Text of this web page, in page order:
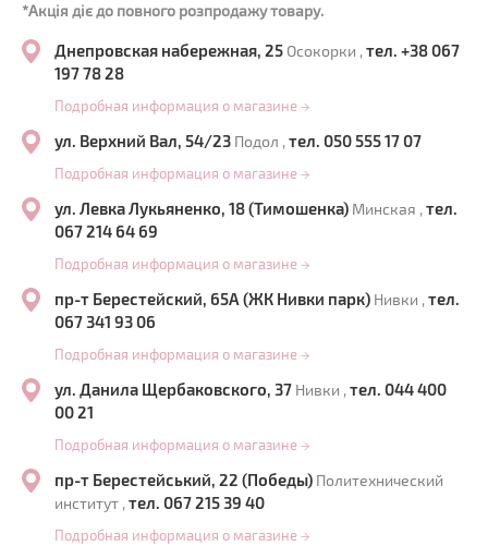
*Акція діє до повного розпродажу товару.
Днепровская набережная, 25 Осокорки , тел. +38 067
197 78 28
Подробная информация о магазине →
ул. Верхний Вал, 54/23 Подол , тел. 050 555 17 07
Подробная информация о магазине →
ул. Левка Лукьяненко, 18 (Тимошенка) Минская , тел.
067 214 64 69
Подробная информация о магазине →
пр-т Берестейский, 65А (ЖК Нивки парк) Нивки , тел.
067 341 93 06
Подробная информация о магазине →
ул. Данила Щербаковского, 37 Нивки , тел. 044 400
00 21
Подробная информация о магазине →
пр-т Берестейський, 22 (Победы) Политехнический
институт , тел. 067 215 39 40
Подробная информация о магазине →